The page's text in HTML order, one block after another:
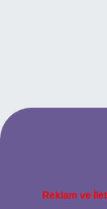
ilbet mobil giriş
Reklam ve